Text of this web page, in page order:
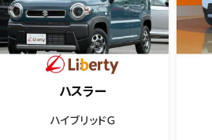
ハスラー
ハイブリッドＧ